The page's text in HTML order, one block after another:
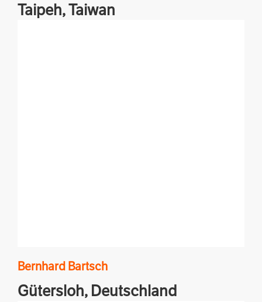
Taipeh,Taiwan
Bernhard Bartsch
Gütersloh, Deutschland